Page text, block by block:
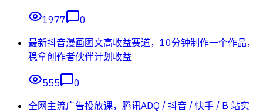
1977
0
最新抖音漫画图文高收益赛道，10分钟制作一个作品，
稳拿创作者伙伴计划收益
555
0
全网主流广告投放课，腾讯ADQ / 抖音 / 快手 / B 站实